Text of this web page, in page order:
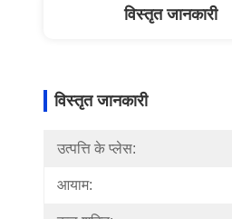
विस्तृत जानकारी
विस्तृत जानकारी
उत्पत्ति के प्लेस:
आयाम: